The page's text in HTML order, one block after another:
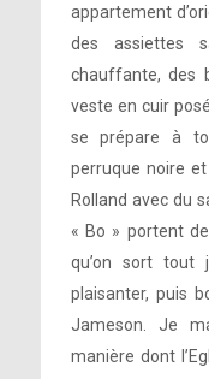
appartement
des assiettes
chauffante, des
veste en cuir
se prépare à
perruque noire
Rolland avec du
« Bo » portent
qu’on sort tout
plaisanter, puis
Jameson. Je
manière dont